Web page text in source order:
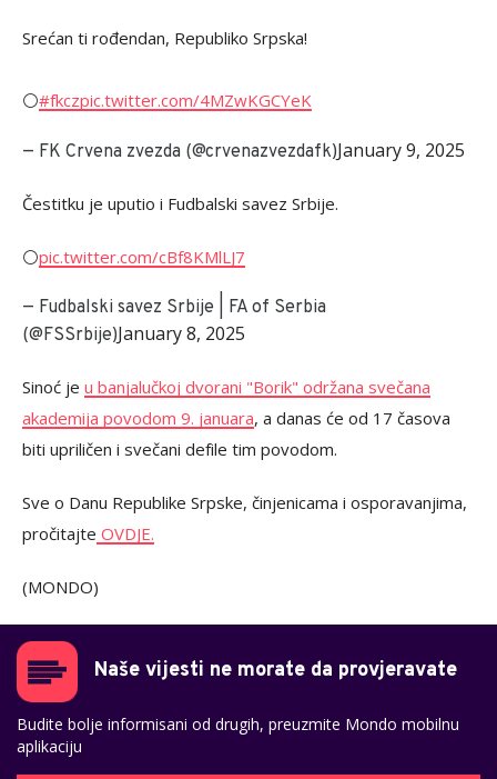
Srećan ti rođendan, Republiko Srpska!
⚪️#fkczpic.twitter.com/4MZwKGCYeK
— FK Crvena zvezda (@crvenazvezdafk)January 9, 2025
Čestitku je uputio i Fudbalski savez Srbije.
⚪️pic.twitter.com/cBf8KMlLJ7
— Fudbalski savez Srbije | FA of Serbia
(@FSSrbije)January 8, 2025
Sinoć je u banjalučkoj dvorani "Borik" održana svečana
akademija povodom 9. januara, a danas će od 17 časova
biti upriličen i svečani defile tim povodom.
Sve o Danu Republike Srpske, činjenicama i osporavanjima,
pročitajte OVDJE.
(MONDO)
Naše vijesti ne morate da provjeravate
Budite bolje informisani od drugih, preuzmite Mondo mobilnu
aplikaciju